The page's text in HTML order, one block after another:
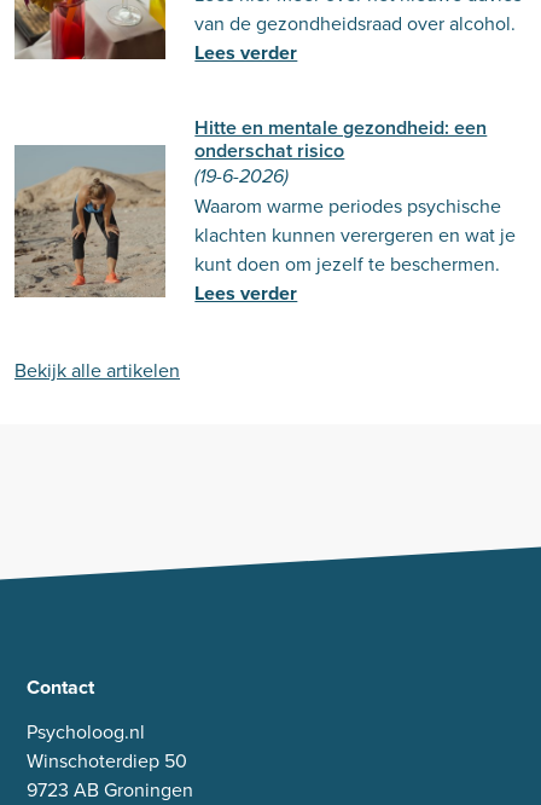
van de gezondheidsraad over alcohol.
Lees verder
Hitte en mentale gezondheid: een
onderschat risico
(19-6-2026)
Waarom warme periodes psychische
klachten kunnen verergeren en wat je
kunt doen om jezelf te beschermen.
Lees verder
Bekijk alle artikelen
Contact
Psycholoog.nl
Winschoterdiep 50
9723 AB Groningen